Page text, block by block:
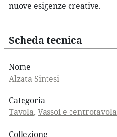
nuove esigenze creative.
Scheda tecnica
Nome
Alzata Sintesi
Categoria
Tavola, Vassoi e centrotavola
Collezione